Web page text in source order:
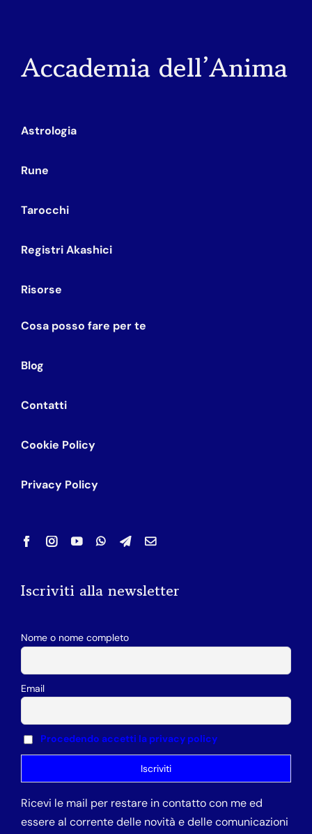
Accademia dell’Anima
Astrologia
Rune
Tarocchi
Registri Akashici
Risorse
Cosa posso fare per te
Blog
Contatti
Cookie Policy
Privacy Policy
Iscriviti alla newsletter
Nome o nome completo
Email
Procedendo accetti la privacy policy
Ricevi le mail per restare in contatto con me ed
essere al corrente delle novità e delle comunicazioni